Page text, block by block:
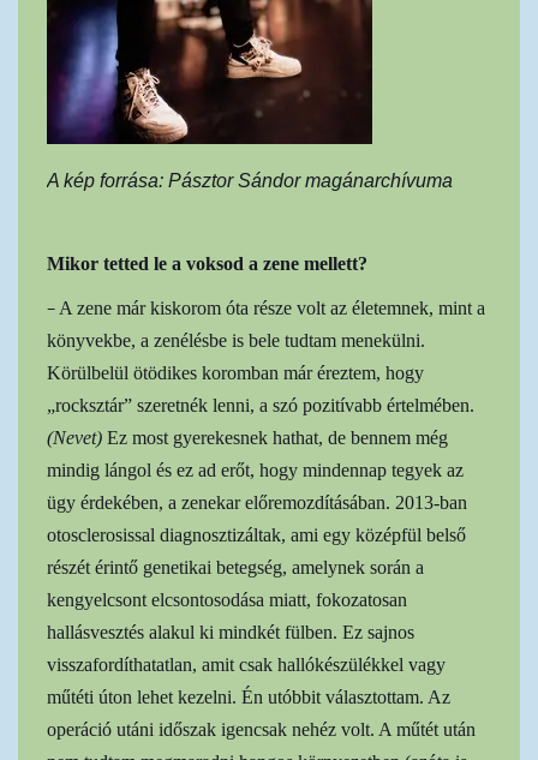
A kép forrása: Pásztor Sándor magánarchívuma
Mikor tetted le a voksod a zene mellett?
– A zene már kiskorom óta része volt az életemnek, mint a
könyvekbe, a zenélésbe is bele tudtam menekülni.
Körülbelül ötödikes koromban már éreztem, hogy
„rocksztár” szeretnék lenni, a szó pozitívabb értelmében.
(Nevet) Ez most gyerekesnek hathat, de bennem még
mindig lángol és ez ad erőt, hogy mindennap tegyek az
ügy érdekében, a zenekar előremozdításában. 2013-ban
otosclerosissal diagnosztizáltak, ami egy középfül belső
részét érintő genetikai betegség, amelynek során a
kengyelcsont elcsontosodása miatt, fokozatosan
hallásvesztés alakul ki mindkét fülben. Ez sajnos
visszafordíthatatlan, amit csak hallókészülékkel vagy
műtéti úton lehet kezelni. Én utóbbit választottam. Az
operáció utáni időszak igencsak nehéz volt. A műtét után